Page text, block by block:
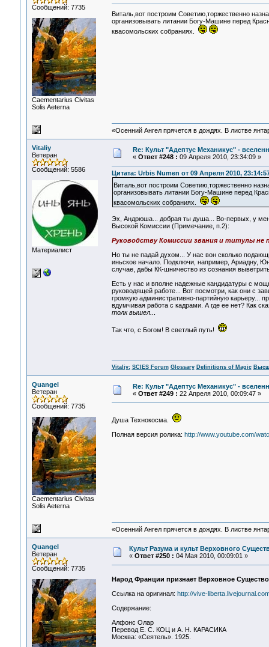
Сообщений: 7735
Сaementarius Civitas
Solis Aeterna
Виталь,вот построим Советию,торжественно
организовывать литании Богу-Машине перед
квасомольских собраниях.
«Осенний Ангел прячется в дождях. В листве
Vitaliy
Ветеран
Сообщений: 5586
Материалист
Re: Культ "Адептус Механикус" -
« Ответ #248 : 09 Апреля 2010, 23:34:09 »
Цитата: Urbis Numen от 09 Апреля 2010,
Виталь,вот построим Советию,торжественно
организовывать литании Богу-Машине перед
квасомольских собраниях.
Эх, Андрюша... добрая ты душа... Во-первых, у
Высокой Комиссии (Примечание, п.2):
Руководству Комиссии звания и титулы не
Но ты не падай духом... У нас вон сколько
иньское начало. Подключи, например, Ариадну,
случае, дабы КК-шничество из сознания
Есть у нас и вполне надежные кандидатуры с
руководящей работе... Вот посмотри, как они с
громкую административно-партийную карьеру...
вдумчивая работа с кадрами. А где ее нет? Как
толк вышел..
Так что, с Богом! В светлый путь!
Vitaliy: SCIES Forum Glossary Definitions of Magic
Quangel
Ветеран
Сообщений: 7735
Сaementarius Civitas
Solis Aeterna
Re: Культ "Адептус Механикус" -
« Ответ #249 : 22 Апреля 2010, 00:09:47 »
Душа Технокосма.
Полная версия ролика: http://www.youtube.com/
«Осенний Ангел прячется в дождях. В листве
Quangel
Ветеран
Сообщений: 7735
Культ Разума и культ Верховного
« Ответ #250 : 04 Мая 2010, 00:09:01 »
Народ Франции признает Верховное
Ссылка на оригинал: http://vive-
Содержание:
Алфонс Олар
Перевод Е. С. КОЦ и А. Н. КАРАСИКА
Москва: «Сеятель». 1925.